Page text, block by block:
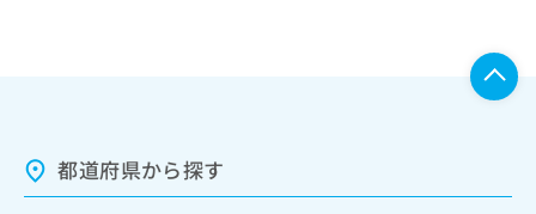
都道府県から探す